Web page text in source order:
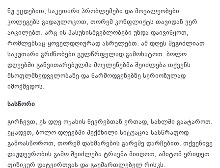
ნუ ეცდებით, საკუთარი პრობლემები და მოვალეობები
კოლეგებს გადაულოცოთ, თორემ კონფლიქტს თავიდან ვერ
აიცილებთ. არც ის პასუხისმგებლობები უნდა დაივიწყოთ,
რომლებსაც ყოველდღიურად ასრულებთ. ამ დღეს შეგიძლიათ
საკუთარი გრძნობები გულწრფელად გამოხატოთ. ბოლო
დღეებში განვითარებულმა მოვლენებმა შეიძლება თქვენს
მსოფლმხედველობაზე და წარმოდგენებზე სერიოზულად
იმოქმედოს.
სასწორი
გირჩევთ, ეს დღე ოჯახის წევრებთან ერთად, სახლში გაატაროთ.
ეცადეთ, ბოლო დღეებში შექმნილი სიტუაცია სასწრაფოდ
გამოასწოროთ, თორემ დახმარების გარეშე დარჩებით. თქვენივე
დაუდევრობის გამო შეიძლება ტრავმა მიიღოთ, ამიტომ ერიდეთ
ფიზიკურ დატვირთვას და გაუმართლებელ რისკს.